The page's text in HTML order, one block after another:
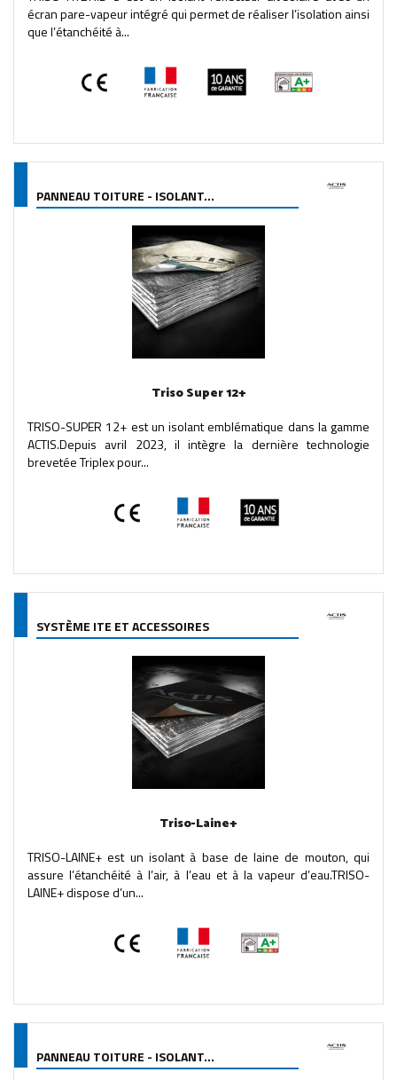
écran pare-vapeur intégré qui permet de réaliser l’isolation ainsi
que l’étanchéité à...
PANNEAU TOITURE - ISOLANT...
Triso Super 12+
TRISO-SUPER 12+ est un isolant emblématique dans la gamme
ACTIS.Depuis avril 2023, il intègre la dernière technologie
brevetée Triplex pour...
SYSTÈME ITE ET ACCESSOIRES
Triso-Laine+
TRISO-LAINE+ est un isolant à base de laine de mouton, qui
assure l’étanchéité à l’air, à l’eau et à la vapeur d’eau.TRISO-
LAINE+ dispose d’un...
PANNEAU TOITURE - ISOLANT...